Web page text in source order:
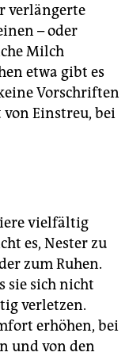
verlängerte
– oder
Milch
etwa gibt es
Vorschriften
Einstreu, bei
vielfältig
es, Nester zu
zum Ruhen.
sie sich nicht
verletzen.
erhöhen, bei
und von den